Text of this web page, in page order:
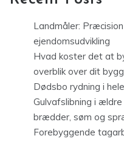
Landmåler:
ejendomsudvikling
Hvad koster det at
overblik over dit
Dødsbo rydning i
Gulvafslibning i
brædder, søm og
Forebyggende